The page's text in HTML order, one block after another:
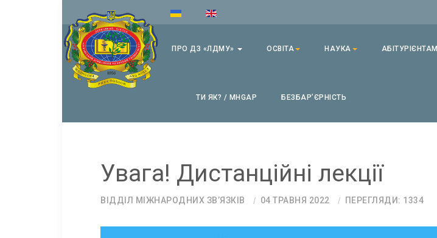
ПРО ДЗ «ЛДМУ» ОСВІТА НАУКА АБІТУРІЄНТАМ
ТИ ЯК? / MHGAP БЕЗБАРʼЄРНІСТЬ
Увага! Дистанційні лекції
ВІДДІЛ МІЖНАРОДНИХ ЗВ’ЯЗКІВ 04 ТРАВНЯ 2022 ПЕРЕГЛЯДИ: 1334